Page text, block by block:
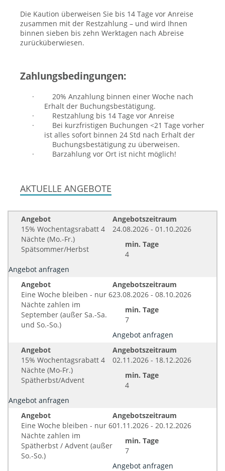
Die Kaution überweisen Sie bis 14 Tage vor Anreise
zusammen mit der Restzahlung – und wird Ihnen
binnen sieben bis zehn Werktagen nach Abreise
zurücküberwiesen.
Zahlungsbedingungen:
· 20% Anzahlung binnen einer Woche nach
Erhalt der Buchungsbestätigung.
· Restzahlung bis 14 Tage vor Anreise
· Bei kurzfristigen Buchungen <21 Tage vorher
ist alles sofort binnen 24 Std nach Erhalt der
Buchungsbestätigung zu überweisen.
· Barzahlung vor Ort ist nicht möglich!
AKTUELLE ANGEBOTE
Angebot
15% Wochentagsrabatt 4
Nächte (Mo.-Fr.)
Spätsommer/Herbst
Angebotszeitraum
24.08.2026 - 01.10.2026
min. Tage
4
Angebot anfragen
Angebot
Eine Woche bleiben - nur 6
Nächte zahlen im
September (außer Sa.-Sa.
und So.-So.)
Angebotszeitraum
23.08.2026 - 08.10.2026
min. Tage
7
Angebot anfragen
Angebot
15% Wochentagsrabatt 4
Nächte (Mo-Fr.)
Spätherbst/Advent
Angebotszeitraum
02.11.2026 - 18.12.2026
min. Tage
4
Angebot anfragen
Angebot
Eine Woche bleiben - nur 6
Nächte zahlen im
Spätherbst / Advent (außer
So.-So.)
Angebotszeitraum
01.11.2026 - 20.12.2026
min. Tage
7
Angebot anfragen